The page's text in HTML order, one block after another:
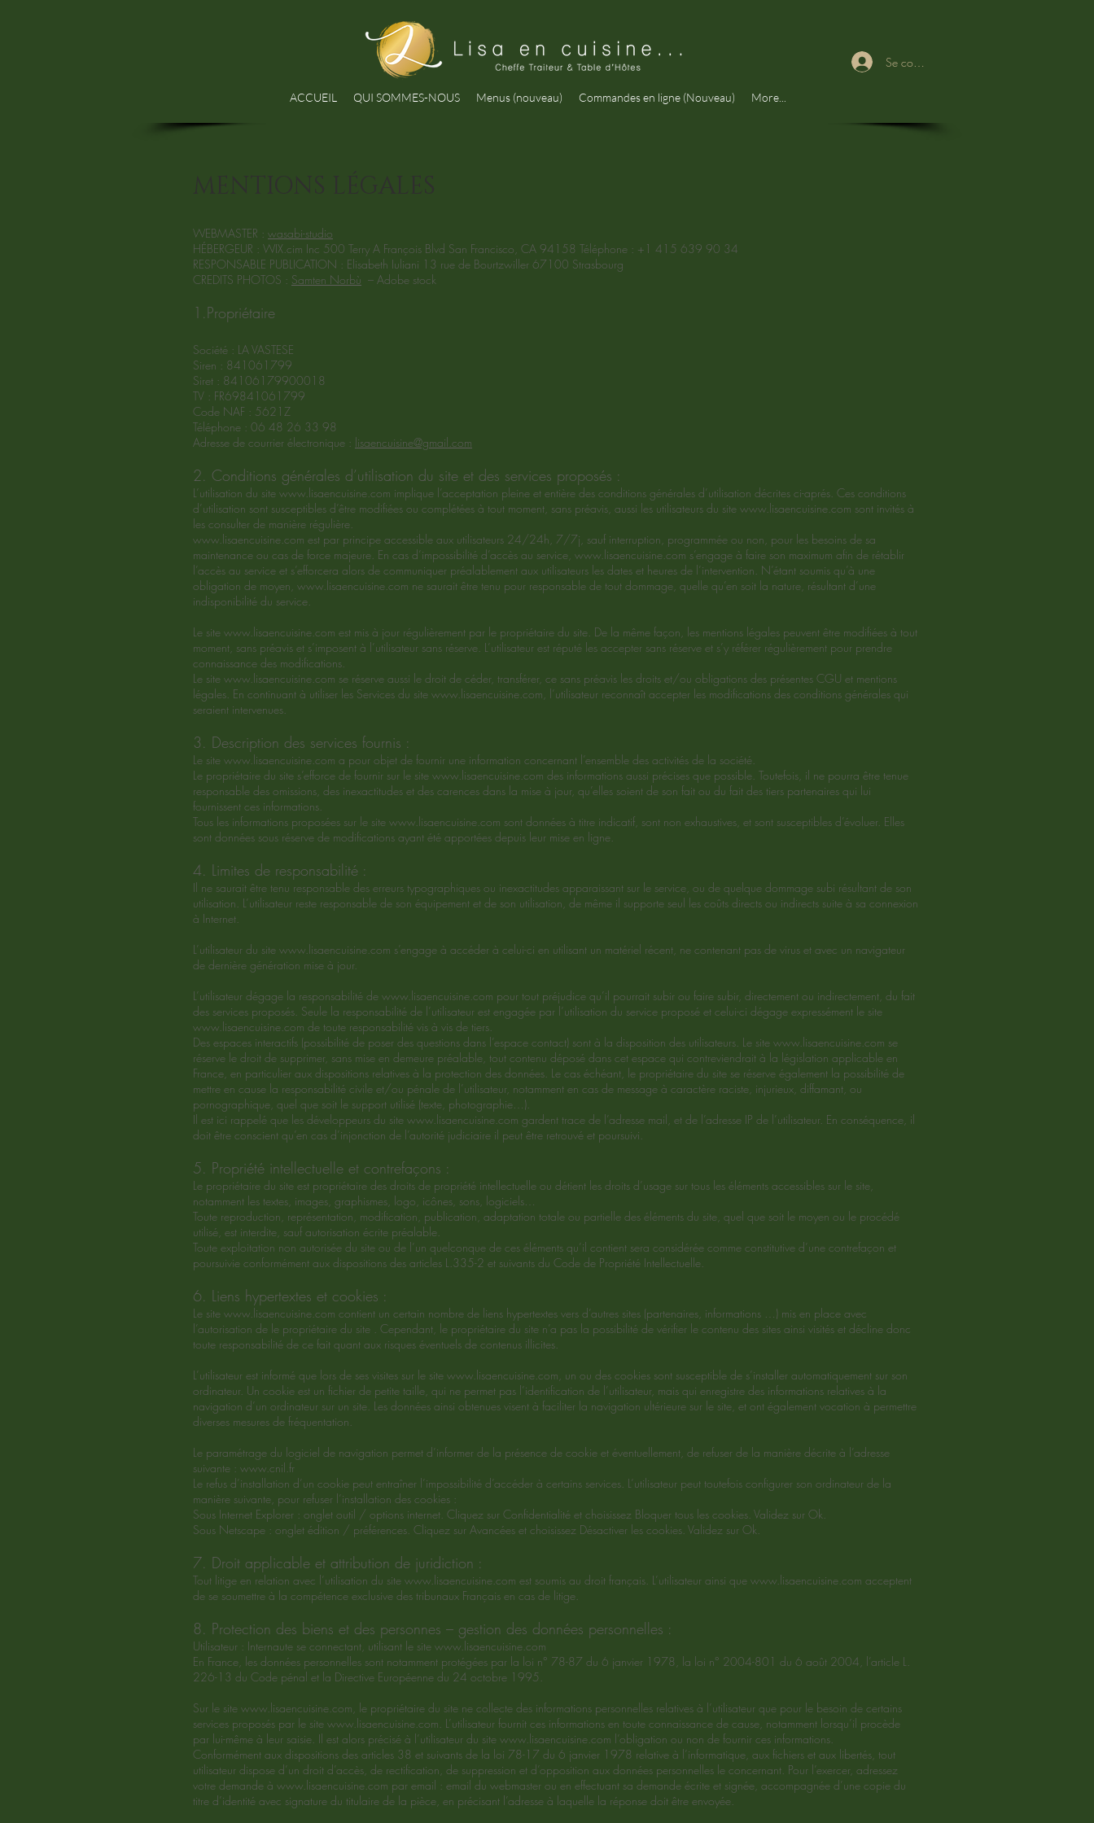
ACCUEIL QUI SOMMES-NOUS Menus (nouveau) Commandes en ligne (Nouveau) More...
Se connecter
MENTIONS LÉGALES
WEBMASTER : wasabi-studio
HÉBERGEUR : WIX.cim Inc 500 Terry A François Blvd San Francisco, CA 94158 Téléphone : +1 415 639 90 34
RESPONSABLE PUBLICATION : Elisabeth Iuliani 13 rue de Bourtzwiller 67100 Strasbourg
CREDITS PHOTOS : Samten Norbù – Adobe stock
1.Propriétaire
Société : LA VASTESE
Siren : 841061799
Siret : 84106179900018
TV : FR69841061799
Code NAF : 5621Z
Téléphone : 06 48 26 33 98
Adresse de courrier électronique : lisaencuisine@gmail.com
2. Conditions générales d’utilisation du site et des services proposés :
L’utilisation du site www.lisaencuisine.com implique l’acceptation pleine et entière des conditions générales d’utilisation décrites ci-aprés. Ces conditions
d’utilisation sont susceptibles d’être modifiées ou complétées à tout moment, sans préavis, aussi les utilisateurs du site www.lisaencuisine.com sont invités à
les consulter de manière régulière.
www.lisaencuisine.com est par principe accessible aux utilisateurs 24/24h, 7/7j, sauf interruption, programmée ou non, pour les besoins de sa
maintenance ou cas de force majeure. En cas d’impossibilité d’accès au service, www.lisaencuisine.com s’engage à faire son maximum afin de rétablir
l’accès au service et s’efforcera alors de communiquer préalablement aux utilisateurs les dates et heures de l’intervention. N’étant soumis qu’à une
obligation de moyen, www.lisaencuisine.com ne saurait être tenu pour responsable de tout dommage, quelle qu’en soit la nature, résultant d’une
indisponibilité du service.
Le site www.lisaencuisine.com est mis à jour régulièrement par le propriétaire du site. De la même façon, les mentions légales peuvent être modifiées à tout
moment, sans préavis et s’imposent à l’utilisateur sans réserve. L’utilisateur est réputé les accepter sans réserve et s’y référer régulièrement pour prendre
connaissance des modifications.
Le site www.lisaencuisine.com se réserve aussi le droit de céder, transférer, ce sans préavis les droits et/ou obligations des présentes CGU et mentions
légales. En continuant à utiliser les Services du site www.lisaencuisine.com, l’utilisateur reconnaît accepter les modifications des conditions générales qui
seraient intervenues.
3. Description des services fournis :
Le site www.lisaencuisine.com a pour objet de fournir une information concernant l’ensemble des activités de la société.
Le propriétaire du site s’efforce de fournir sur le site www.lisaencuisine.com des informations aussi précises que possible. Toutefois, il ne pourra être tenue
responsable des omissions, des inexactitudes et des carences dans la mise à jour, qu’elles soient de son fait ou du fait des tiers partenaires qui lui
fournissent ces informations.
Tous les informations proposées sur le site www.lisaencuisine.com sont données à titre indicatif, sont non exhaustives, et sont susceptibles d’évoluer. Elles
sont données sous réserve de modifications ayant été apportées depuis leur mise en ligne.
4. Limites de responsabilité :
Il ne saurait être tenu responsable des erreurs typographiques ou inexactitudes apparaissant sur le service, ou de quelque dommage subi résultant de son
utilisation. L’utilisateur reste responsable de son équipement et de son utilisation, de même il supporte seul les coûts directs ou indirects suite à sa connexion
à Internet.
L’utilisateur du site www.lisaencuisine.com s’engage à accéder à celui-ci en utilisant un matériel récent, ne contenant pas de virus et avec un navigateur
de dernière génération mise à jour.
L’utilisateur dégage la responsabilité de www.lisaencuisine.com pour tout préjudice qu’il pourrait subir ou faire subir, directement ou indirectement, du fait
des services proposés. Seule la responsabilité de l’utilisateur est engagée par l’utilisation du service proposé et celui-ci dégage expressément le site
www.lisaencuisine.com de toute responsabilité vis à vis de tiers.
Des espaces interactifs (possibilité de poser des questions dans l’espace contact) sont à la disposition des utilisateurs. Le site www.lisaencuisine.com se
réserve le droit de supprimer, sans mise en demeure préalable, tout contenu déposé dans cet espace qui contreviendrait à la législation applicable en
France, en particulier aux dispositions relatives à la protection des données. Le cas échéant, le propriétaire du site se réserve également la possibilité de
mettre en cause la responsabilité civile et/ou pénale de l’utilisateur, notamment en cas de message à caractère raciste, injurieux, diffamant, ou
pornographique, quel que soit le support utilisé (texte, photographie…).
Il est ici rappelé que les développeurs du site www.lisaencuisine.com gardent trace de l’adresse mail, et de l’adresse IP de l’utilisateur. En conséquence, il
doit être conscient qu’en cas d’injonction de l’autorité judiciaire il peut être retrouvé et poursuivi.
5. Propriété intellectuelle et contrefaçons :
Le propriétaire du site est propriétaire des droits de propriété intellectuelle ou détient les droits d’usage sur tous les éléments accessibles sur le site,
notamment les textes, images, graphismes, logo, icônes, sons, logiciels…
Toute reproduction, représentation, modification, publication, adaptation totale ou partielle des éléments du site, quel que soit le moyen ou le procédé
utilisé, est interdite, sauf autorisation écrite préalable.
Toute exploitation non autorisée du site ou de l’un quelconque de ces éléments qu’il contient sera considérée comme constitutive d’une contrefaçon et
poursuivie conformément aux dispositions des articles L.335-2 et suivants du Code de Propriété Intellectuelle.
6. Liens hypertextes et cookies :
Le site www.lisaencuisine.com contient un certain nombre de liens hypertextes vers d’autres sites (partenaires, informations …) mis en place avec
l’autorisation de le propriétaire du site . Cependant, le propriétaire du site n’a pas la possibilité de vérifier le contenu des sites ainsi visités et décline donc
toute responsabilité de ce fait quant aux risques éventuels de contenus illicites.
L’utilisateur est informé que lors de ses visites sur le site www.lisaencuisine.com, un ou des cookies sont susceptible de s’installer automatiquement sur son
ordinateur. Un cookie est un fichier de petite taille, qui ne permet pas l’identification de l’utilisateur, mais qui enregistre des informations relatives à la
navigation d’un ordinateur sur un site. Les données ainsi obtenues visent à faciliter la navigation ultérieure sur le site, et ont également vocation à permettre
diverses mesures de fréquentation.
Le paramétrage du logiciel de navigation permet d’informer de la présence de cookie et éventuellement, de refuser de la manière décrite à l’adresse
suivante : www.cnil.fr
Le refus d’installation d’un cookie peut entraîner l’impossibilité d’accéder à certains services. L’utilisateur peut toutefois configurer son ordinateur de la
manière suivante, pour refuser l’installation des cookies :
Sous Internet Explorer : onglet outil / options internet. Cliquez sur Confidentialité et choisissez Bloquer tous les cookies. Validez sur Ok.
Sous Netscape : onglet édition / préférences. Cliquez sur Avancées et choisissez Désactiver les cookies. Validez sur Ok.
7. Droit applicable et attribution de juridiction :
Tout litige en relation avec l’utilisation du site www.lisaencuisine.com est soumis au droit français. L’utilisateur ainsi que www.lisaencuisine.com acceptent
de se soumettre à la compétence exclusive des tribunaux Français en cas de litige.
8. Protection des biens et des personnes – gestion des données personnelles :
Utilisateur : Internaute se connectant, utilisant le site www.lisaencuisine.com
En France, les données personnelles sont notamment protégées par la loi n° 78-87 du 6 janvier 1978, la loi n° 2004-801 du 6 août 2004, l’article L.
226-13 du Code pénal et la Directive Européenne du 24 octobre 1995.
Sur le site www.lisaencuisine.com, le propriétaire du site ne collecte des informations personnelles relatives à l’utilisateur que pour le besoin de certains
services proposés par le site www.lisaencuisine.com. L’utilisateur fournit ces informations en toute connaissance de cause, notamment lorsqu’il procède
par lui-même à leur saisie. Il est alors précisé à l’utilisateur du site www.lisaencuisine.com l’obligation ou non de fournir ces informations.
Conformément aux dispositions des articles 38 et suivants de la loi 78-17 du 6 janvier 1978 relative à l’informatique, aux fichiers et aux libertés, tout
utilisateur dispose d’un droit d’accès, de rectification, de suppression et d’opposition aux données personnelles le concernant. Pour l’exercer, adressez
votre demande à www.lisaencuisine.com par email : email du webmaster ou en effectuant sa demande écrite et signée, accompagnée d’une copie du
titre d’identité avec signature du titulaire de la pièce, en précisant l’adresse à laquelle la réponse doit être envoyée.